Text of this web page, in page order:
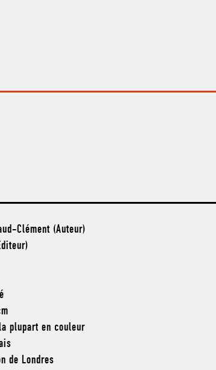
Clément (Auteur)
plupart en couleur
de Londres